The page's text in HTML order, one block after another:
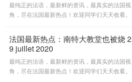
最纯正的法语，最新鲜的资讯，最真实的法国视
角，尽在法国最新热点！欢迎同学们天天收看。
法国最新热点：南特大教堂也被烧 2
9 juillet 2020
最纯正的法语，最新鲜的资讯，最真实的法国视
角，尽在法国最新热点！欢迎同学们天天收看。